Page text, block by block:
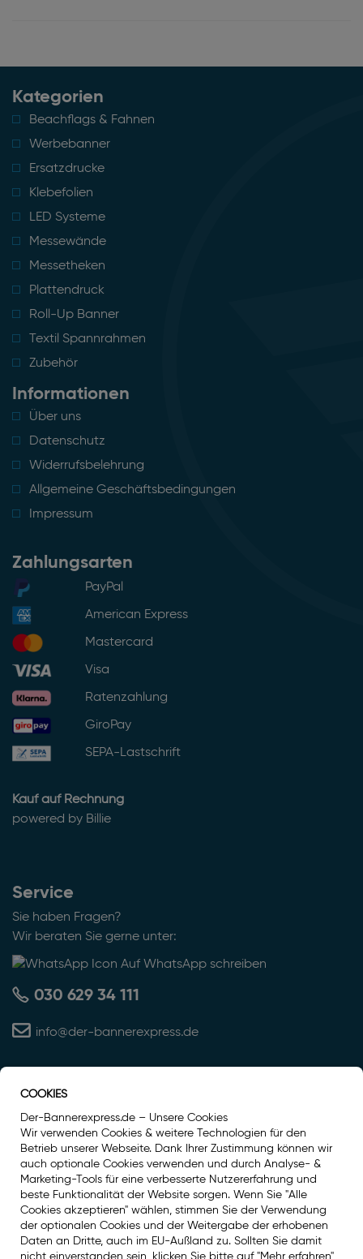
Kategorien
Beachflags & Fahnen
Werbebanner
Ersatzdrucke
Klebefolien
LED Systeme
Messewände
Messetheken
Plattendruck
Roll-Up Banner
Textil Spannrahmen
Zubehör
Informationen
Über uns
Datenschutz
Widerrufsbelehrung
Allgemeine Geschäftsbedingungen
Impressum
Zahlungsarten
PayPal
American Express
Mastercard
Visa
Ratenzahlung
GiroPay
SEPA-Lastschrift
Kauf auf Rechnung
powered by Billie
Service
Sie haben Fragen?
Wir beraten Sie gerne unter:
Auf WhatsApp schreiben
030 629 34 111
info@der-bannerexpress.de
Auszeichnung
COOKIES
Der-Bannerexpress.de – Unsere Cookies
Wir verwenden Cookies & weitere Technologien für den
Betrieb unserer Webseite. Dank Ihrer Zustimmung können wir
auch optionale Cookies verwenden und durch Analyse- &
Marketing-Tools für eine verbesserte Nutzererfahrung und
beste Funktionalität der Website sorgen. Wenn Sie "Alle
Cookies akzeptieren" wählen, stimmen Sie der Verwendung
der optionalen Cookies und der Weitergabe der erhobenen
Daten an Dritte, auch im EU-Außland zu. Sollten Sie damit
nicht einverstanden sein, klicken Sie bitte auf "Mehr erfahren"